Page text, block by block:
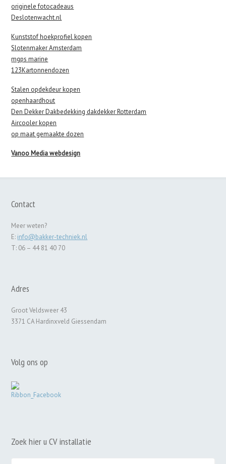
originele fotocadeaus
Deslotenwacht.nl
Kunststof hoekprofiel kopen
Slotenmaker Amsterdam
mgps marine
123Kartonnendozen
Stalen opdekdeur kopen
openhaardhout
Den Dekker Dakbedekking dakdekker Rotterdam
Aircooler kopen
op maat gemaakte dozen
Vanoo Media webdesign
Contact
Meer weten?
E: info@bakker-techniek.nl
T: 06 – 44 81 40 70
Adres
Groot Veldsweer 43
3371 CA Hardinxveld Giessendam
Volg ons op
Zoek hier u CV installatie